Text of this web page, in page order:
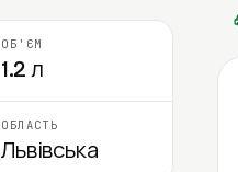
ОБ'ЄМ
1.2 л
ОБЛАСТЬ
Львівська